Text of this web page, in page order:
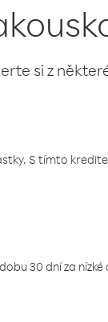
si z
S tímto
30 dní za nízké